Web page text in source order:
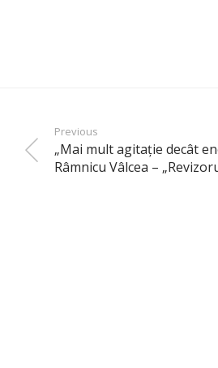
Previous
„Mai mult agitaţie decât
Râmnicu Vâlcea –